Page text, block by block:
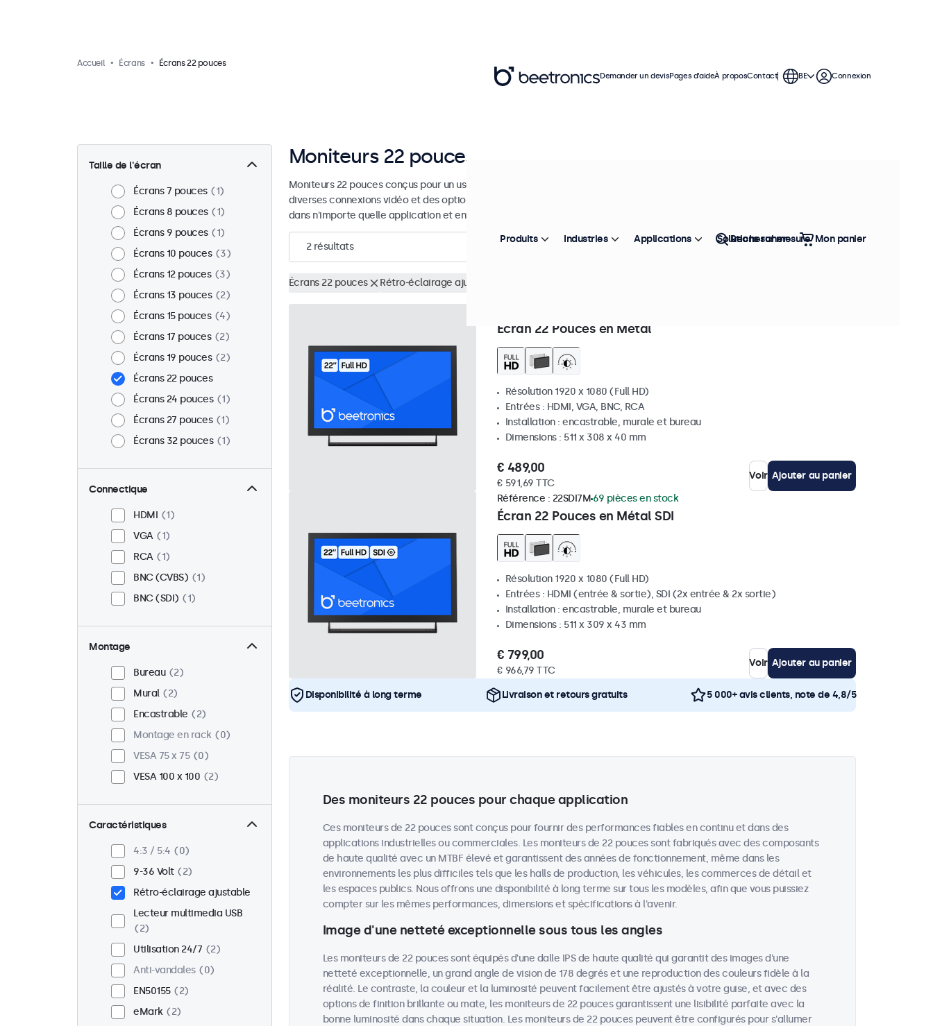
Accueil Écrans Écrans 22 pouces
Taille de l'écran
Écrans 7 pouces
1
Écrans 8 pouces
1
Écrans 9 pouces
1
Écrans 10 pouces
3
Écrans 12 pouces
3
Écrans 13 pouces
2
Écrans 15 pouces
4
Écrans 17 pouces
2
Écrans 19 pouces
2
Écrans 22 pouces
Écrans 24 pouces
1
Écrans 27 pouces
1
Écrans 32 pouces
1
Connectique
HDMI
1
VGA
1
RCA
1
BNC (CVBS)
1
BNC (SDI)
1
Montage
Bureau
2
Mural
2
Encastrable
2
Montage en rack
0
VESA 75 x 75
0
VESA 100 x 100
2
Caractéristiques
4:3 / 5:4
0
9-36 Volt
2
Rétro-éclairage ajustable
Lecteur multimedia USB
2
Utilisation 24/7
2
Anti-vandales
0
EN50155
2
eMark
2
Moniteurs 22 pouces
Moniteurs 22 pouces conçus pour un usage industriel et commercial. Ces moniteurs de 22 pouces offrent
diverses connexions vidéo et des options de montage polyvalentes, leur permettant de s'intégrer facilement
dans n'importe quelle application et environnement.
2résultats Top vente
Écrans 22 pouces Rétro-éclairage ajustable
Écran 22 Pouces en Métal
Résolution 1920 x 1080 (Full HD)
Entrées : HDMI, VGA, BNC, RCA
Installation : encastrable, murale et bureau
Dimensions : 511 x 308 x 40 mm
€ 489,00
€ 591,69 TTC
Voir Ajouter au panier
Écran 22 Pouces en Métal SDI
Référence : 22SDI7M 69 pièces en stock
Résolution 1920 x 1080 (Full HD)
Entrées : HDMI (entrée & sortie), SDI (2x entrée & 2x sortie)
Installation : encastrable, murale et bureau
Dimensions : 511 x 309 x 43 mm
€ 799,00
€ 966,79 TTC
Voir Ajouter au panier
Disponibilité à long terme Livraison et retours gratuits 5 000+ avis clients, note de 4,8/5
Des moniteurs 22 pouces pour chaque application
Ces moniteurs de 22 pouces sont conçus pour fournir des performances fiables en continu et dans des
applications industrielles ou commerciales. Les moniteurs de 22 pouces sont fabriqués avec des composants
de haute qualité avec un MTBF élevé et garantissent des années de fonctionnement, même dans les
environnements les plus difficiles tels que les halls de production, les véhicules, les commerces de détail et
les espaces publics. Nous offrons une disponibilité à long terme sur tous les modèles, afin que vous puissiez
compter sur les mêmes performances, dimensions et spécifications à l'avenir.
Image d'une netteté exceptionnelle sous tous les angles
Les moniteurs de 22 pouces sont équipés d'une dalle IPS de haute qualité qui garantit des images d'une
netteté exceptionnelle, un grand angle de vision de 178 degrés et une reproduction des couleurs fidèle à la
réalité. Le contraste, la couleur et la luminosité peuvent facilement être ajustés à votre guise, et avec des
options de finition brillante ou mate, les moniteurs de 22 pouces garantissent une lisibilité parfaite avec la
bonne luminosité dans chaque situation. Les moniteurs de 22 pouces peuvent être configurés pour s'allumer
Demander un devisPages d’aideÀ proposContact BE Connexion
Produits Industries Applications Solutions sur mesure
Rechercher Mon panier